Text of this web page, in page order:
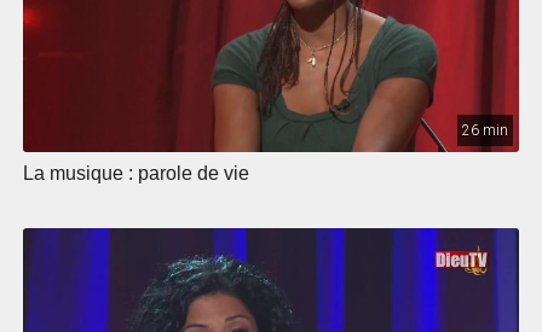
26 min
La musique : parole de vie